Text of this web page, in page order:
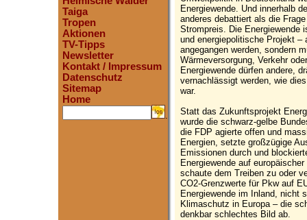
Taiga
Tropen
Aktionen
TV-Tipps
Newsletter
Kontakt / Impressum
Datenschutz
Sitemap
Home
.
Energiewende. Und innerhalb
anderes debattiert als die
Strompreis. Die Energiewende
und energiepolitische Projekt
angegangen werden, sondern
Wärmeversorgung, Verkehr
Energiewende dürfen andere,
vernachlässigt werden, wie
war.
Statt das Zukunftsprojekt
wurde die schwarz-gelbe
die FDP agierte offen und
Energien, setzte großzügige
Emissionen durch und
Energiewende auf
schaute dem Treiben zu oder
CO2-Grenzwerte für Pkw auf
Energiewende im Inland, nicht
Klimaschutz in Europa – die
denkbar schlechtes Bild ab.